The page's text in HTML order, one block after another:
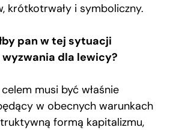
krótkotrwały i symboliczny.
pan w tej sytuacji
dla lewicy?
musi być właśnie
w obecnych warunkach
formą kapitalizmu,